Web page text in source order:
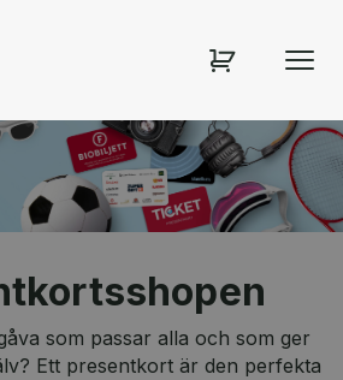
shop
som passar alla och som ger
Ett presentkort är den perfekta